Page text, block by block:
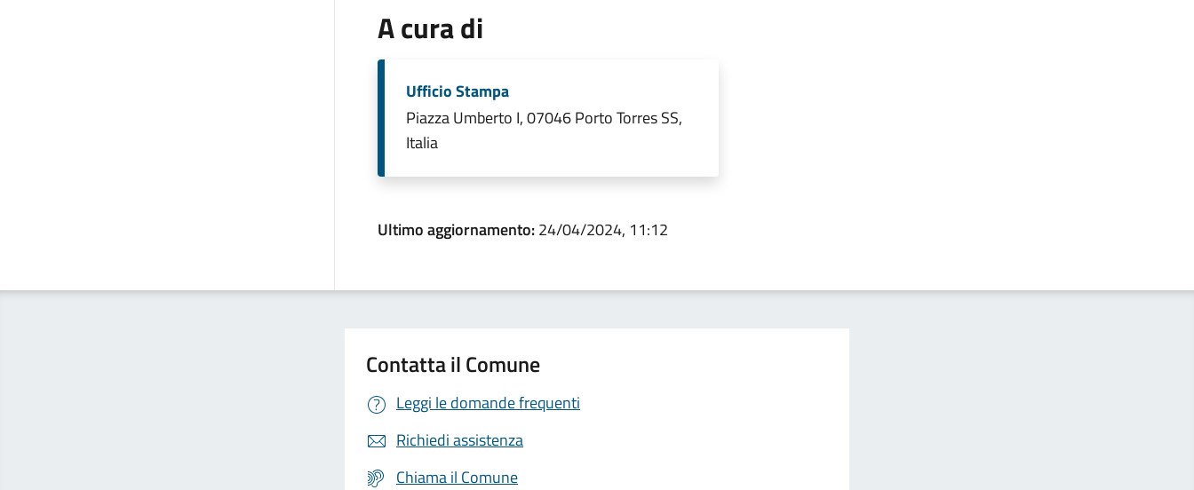
A cura di
Ufficio Stampa
Piazza Umberto I, 07046 Porto Torres SS,
Italia
Ultimo aggiornamento:24/04/2024, 11:12
Contatta il Comune
Leggi le domande frequenti
Richiedi assistenza
Chiama il Comune